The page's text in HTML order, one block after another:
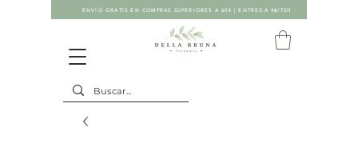
ENVÍO GRATIS EN COMPRAS SUPERIORES A 60€ | ENTREGA 48/72H